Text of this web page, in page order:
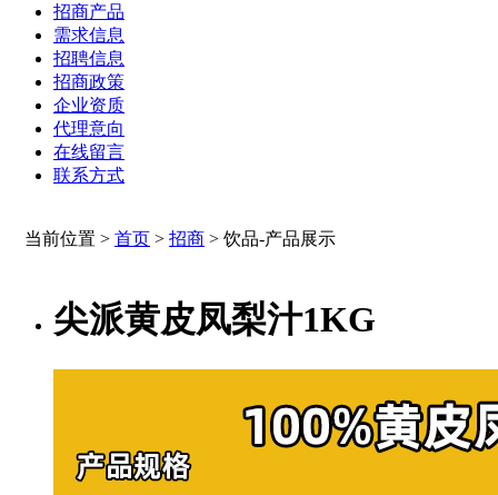
招商产品
需求信息
招聘信息
招商政策
企业资质
代理意向
在线留言
联系方式
当前位置 > 首页 > 招商 > 饮品-产品展示
尖派黄皮凤梨汁1KG